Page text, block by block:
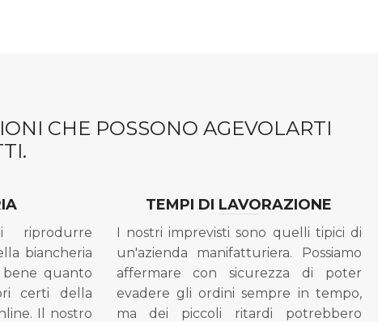
CHE POSSONO AGEVOLARTI
riprodurre
biancheria
bene quanto
certi della
Il nostro
TEMPI DI LAVORAZIONE
I nostri imprevisti sono quelli tipici di
un'azienda manifatturiera. Possiamo
affermare con sicurezza di poter
evadere gli ordini sempre in tempo,
ma dei piccoli ritardi potrebbero